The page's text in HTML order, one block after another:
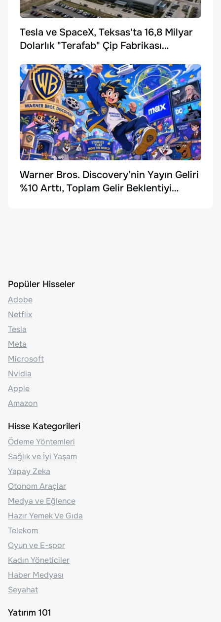
Tesla ve SpaceX, Teksas'ta 16,8 Milyar
Dolarlık "Terafab" Çip Fabrikası
Warner Bros. Discovery’nin Yayın Geliri
%10 Arttı, Toplam Gelir Beklentiyi
Popüler Hisseler
Adobe
Netflix
Tesla
Meta
Microsoft
Nvidia
Apple
Amazon
Hisse Kategorileri
Ödeme Yöntemleri
Sağlık ve İyi Yaşam
Yapay Zeka
Otonom Araçlar
Medya ve Eğlence
Hazır Yemek Ve Gıda
Telekom
Oyun ve E-spor
Kadın Yöneticiler
Haber Medyası
Seyahat
Yatırım 101